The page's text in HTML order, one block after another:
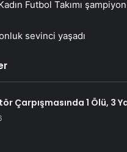
Futbol Takımı
sevinci yaşadı
Çarpışmasında 1 Ölü, 3